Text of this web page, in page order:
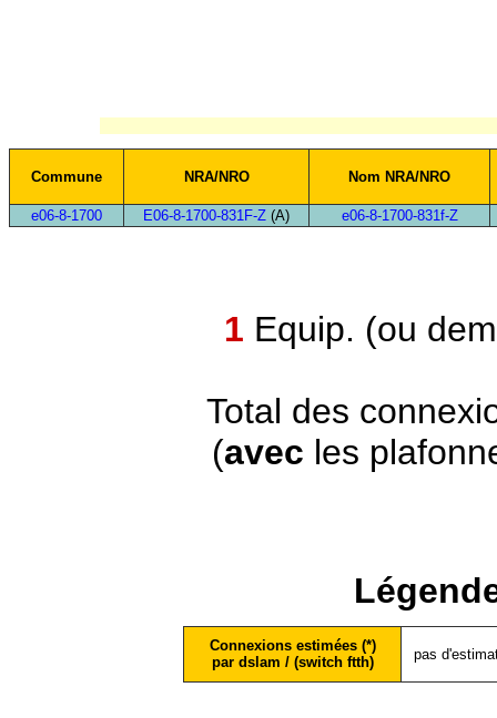
Commune NRA/NRO Nom NRA/NRO
e06-8-1700 E06-8-1700-831F-Z (A) e06-8-1700-831f-Z
1 Equip. (ou
Total des
(avec les
Connexions estimées (*)
par dslam / (switch ftth)
pas